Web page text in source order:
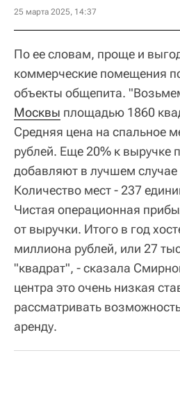
25 марта 2025, 14:37
По ее словам, проще и
коммерческие помещения
объекты общепита.
Москвы площадью 1860
Средняя цена на спальное
рублей. Еще 20% к выручке
добавляют в лучшем случае
Количество мест - 237
Чистая операционная
от выручки. Итого в год
миллиона рублей, или 27
"квадрат", - сказала
центра это очень низкая
рассматривать
аренду.